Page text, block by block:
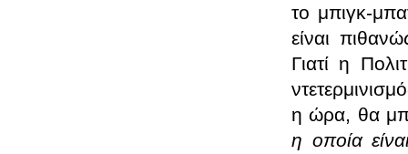
το μπιγκ-
είναι
Γιατί η
η ώρα, θα
η οποία